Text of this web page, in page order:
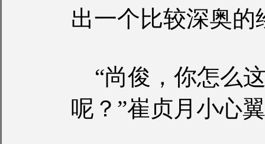
出一个比较深奥
“尚俊，你怎么
呢？”崔贞月小心